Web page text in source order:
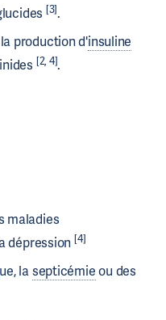
[3].
production d'insuline
[2, 4].
maladies
dépression[4]
lasepticémieou des